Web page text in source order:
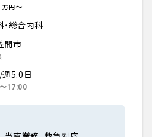
万円〜
総合内科
間市
5.0日
17:00